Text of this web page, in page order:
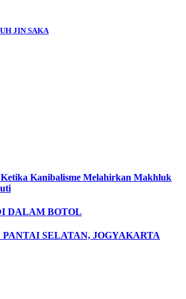
JIN SAKA
Ketika Kanibalisme Melahirkan Makhluk
DALAM BOTOL
PANTAI SELATAN, JOGYAKARTA